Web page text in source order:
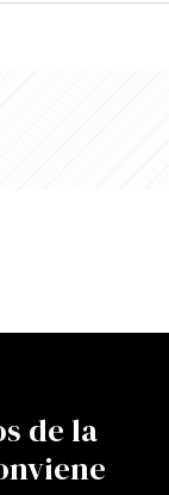
de la